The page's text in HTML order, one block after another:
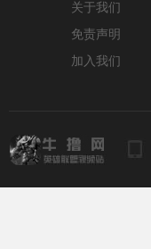
关于我们
免责声明
加入我们